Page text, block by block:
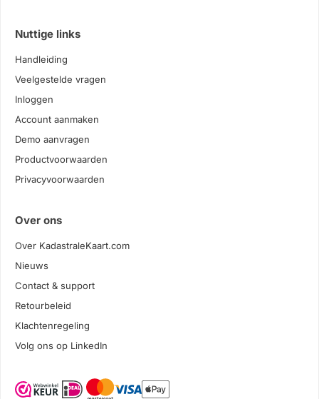
Nuttige links
Handleiding
Veelgestelde vragen
Inloggen
Account aanmaken
Demo aanvragen
Productvoorwaarden
Privacyvoorwaarden
Over ons
Over KadastraleKaart.com
Nieuws
Contact & support
Retourbeleid
Klachtenregeling
Volg ons op LinkedIn